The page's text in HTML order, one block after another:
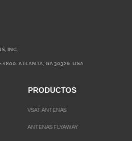
INC.
1800. ATLANTA, GA 30326. USA
PRODUCTOS
VSAT ANTENAS
ANTENAS FLYAWAY